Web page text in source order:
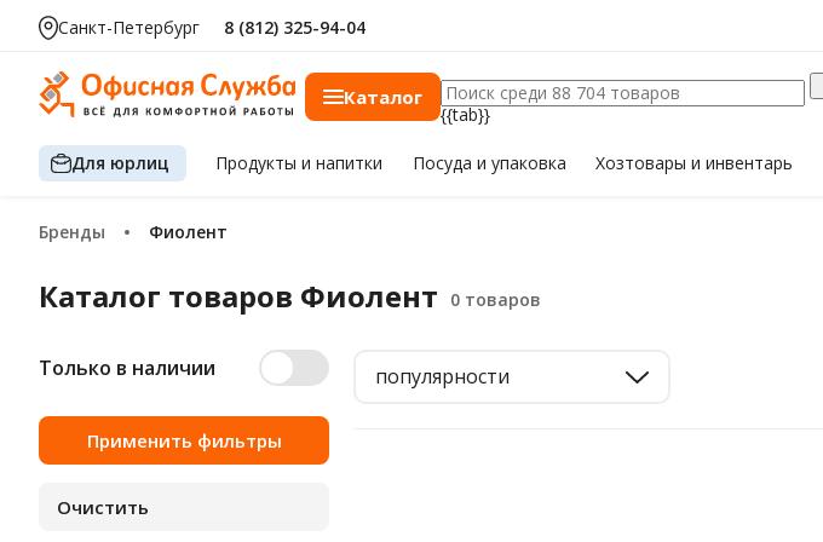
Санкт-Петербург 8 (812) 325-94-04
Каталог
{{tab}}
Для юрлиц Продуктыи напитки Посуда и упаковка Хозтоварыи инвентарь
Бренды Фиолент
Каталог товаров Фиолент
Только в наличии популярности